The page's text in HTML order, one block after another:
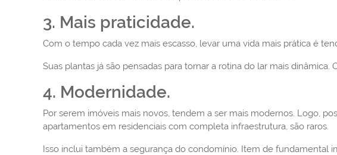
3. Mais praticidade.
Com o tempo cada vez mais escasso, levar uma vida mais prática é
Suas plantas já são pensadas para tornar a rotina do lar mais
4. Modernidade.
Por serem imóveis mais novos, tendem a ser mais modernos. Logo,
apartamentos em residenciais com completa infraestrutura, são raros.
Isso inclui também a segurança do condomínio. Item de fundamental